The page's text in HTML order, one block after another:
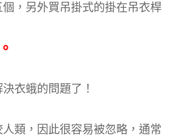
，另外買吊掛式的掛在吊衣桿
衣蛾的問題了！
類，因此很容易被忽略，通常